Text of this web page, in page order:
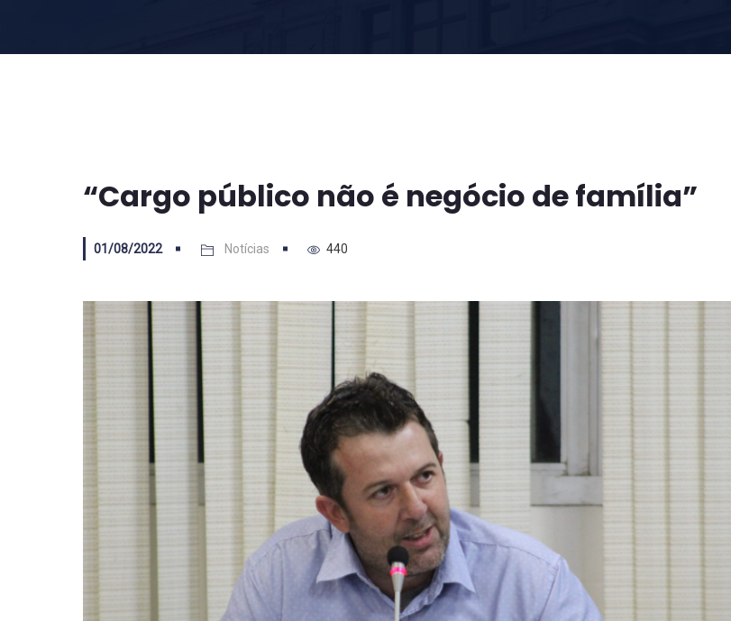
“Cargo público não é negócio de família”
01/08/2022 Notícias 440